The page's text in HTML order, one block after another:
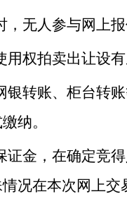
，无人参与网上
用权拍卖出让设有
银转账、柜台转
纳。
证金，在确定竞
况在本次网上交